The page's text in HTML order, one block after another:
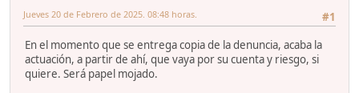
#1
Jueves 20 de Febrero de 2025. 08:48 horas.
En el momento que se entrega copia de la denuncia, acaba la
actuación, a partir de ahí, que vaya por su cuenta y riesgo, si
quiere. Será papel mojado.